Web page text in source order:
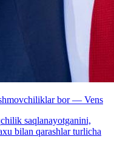
bor — Vens
saqlanayotganini,
bilan qarashlar turlicha